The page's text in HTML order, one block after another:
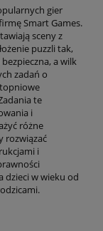
gier
Smart Games.
sceny z
puzzli tak,
a wilk
zadań o
te
i
różne
rozwiązać
i
dzieci w wieku od